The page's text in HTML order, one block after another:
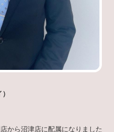
から沼津店に配属になりました